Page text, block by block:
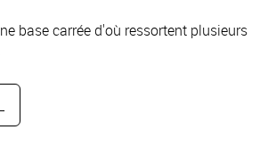
base carrée d'où ressortent plusieurs